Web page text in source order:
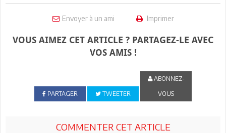
Envoyer à un ami Imprimer
VOUS AIMEZ CET ARTICLE ? PARTAGEZ-LE AVEC
VOS AMIS !
PARTAGER TWEETER
ABONNEZ-
VOUS
COMMENTER CET ARTICLE